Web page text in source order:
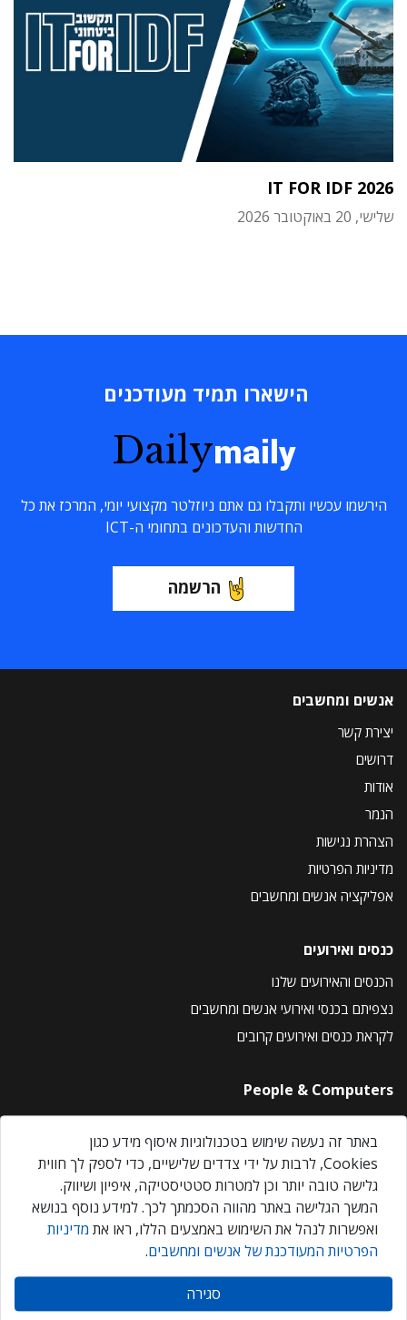
IT FOR IDF 2026
שלישי, 20 באוקטובר 2026
הישארו תמיד מעודכנים
Dailymaily
הירשמו עכשיו ותקבלו גם אתם ניוזלטר מקצועי יומי, המרכז את כל
החדשות והעדכונים בתחומי ה-ICT
הרשמה
אנשים ומחשבים
יצירת קשר
דרושים
אודות
הנמר
הצהרת נגישות
מדיניות הפרטיות
אפליקציה אנשים ומחשבים
כנסים ואירועים
הכנסים והאירועים שלנו
נצפיתם בכנסי ואירועי אנשים ומחשבים
לקראת כנסים ואירועים קרובים
People & Computers
About Us
Privacy Policy
Contact Us
Our Events
אנשים ומחשבים © 2026 – כל הזכויות שמורות
באתר זה נעשה שימוש בטכנולוגיות איסוף מידע כגון
Cookies, לרבות על ידי צדדים שלישיים, כדי לספק לך חווית
גלישה טובה יותר וכן למטרות סטטיסטיקה, איפיון ושיווק.
המשך הגלישה באתר מהווה הסכמתך לכך. למידע נוסף בנושא
ואפשרות לנהל את השימוש באמצעים הללו, ראו את מדיניות
הפרטיות המעודכנת של אנשים ומחשבים.
סגירה